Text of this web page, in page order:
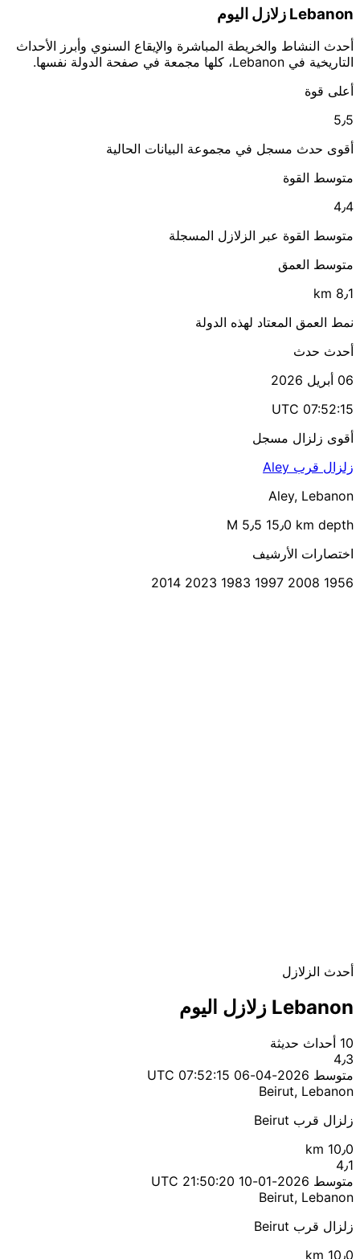
Lebanon زلازل اليوم
أحدث النشاط والخريطة المباشرة والإيقاع السنوي وأبرز الأحداث
التاريخية في Lebanon، كلها مجمعة في صفحة الدولة نفسها.
أعلى قوة
5٫5
أقوى حدث مسجل في مجموعة البيانات الحالية
متوسط القوة
4٫4
متوسط القوة عبر الزلازل المسجلة
متوسط العمق
8٫1 km
نمط العمق المعتاد لهذه الدولة
أحدث حدث
06 أبريل 2026
07:52:15 UTC
أقوى زلزال مسجل
زلزال قرب Aley
Aley, Lebanon
M 5٫5 15٫0 km depth
اختصارات الأرشيف
1956
2008
1997
1983
2023
2014
أحدث الزلازل
Lebanon زلازل اليوم
10 أحداث حديثة
4٫3
متوسط 2026-04-06 07:52:15 UTC
Beirut, Lebanon
زلزال قرب Beirut
10٫0 km
4٫1
متوسط 2026-01-10 21:50:20 UTC
Beirut, Lebanon
زلزال قرب Beirut
10٫0 km